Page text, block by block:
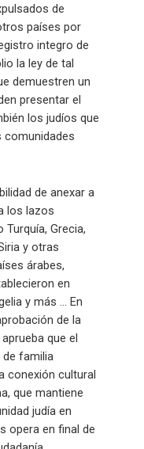
de
países por
integro de
la ley de tal
demuestren un
presentar el
los judíos que
comunidades
de anexar a
los lazos
Grecia,
y otras
árabes,
en
y más … En
de la
que el
de familia
conexión cultural
que mantiene
judía en
opera en final de